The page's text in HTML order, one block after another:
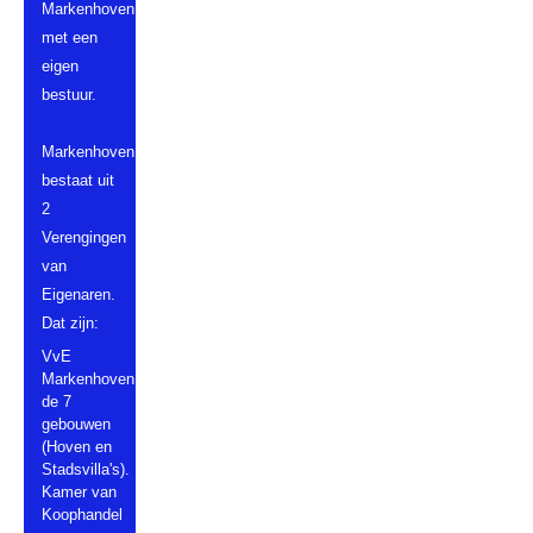
Markenhoven,
met een
eigen
bestuur.
Markenhoven
bestaat uit
2
Verengingen
van
Eigenaren.
Dat zijn:
VvE
Markenhoven
de 7
gebouwen
(Hoven en
Stadsvilla's).
Kamer van
Koophandel